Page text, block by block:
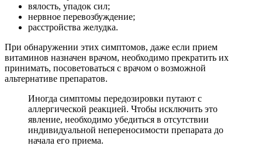
вялость, упадок сил;
нервное перевозбуждение;
расстройства желудка.
При обнаружении этих симптомов, даже если прием
витаминов назначен врачом, необходимо прекратить их
принимать, посоветоваться с врачом о возможной
альтернативе препаратов.
Иногда симптомы передозировки путают с
аллергической реакцией. Чтобы исключить это
явление, необходимо убедиться в отсутствии
индивидуальной непереносимости препарата до
начала его приема.